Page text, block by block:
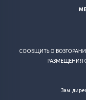
СООБЩИТЬ О
РАЗМЕЩЕНИЯ